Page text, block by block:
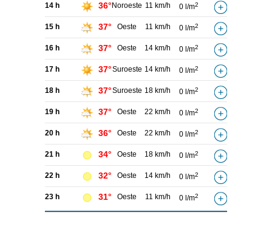
14 h 36° Noroeste 11 km/h 0 l/m2
15 h 37° Oeste 11 km/h 0 l/m2
16 h 37° Oeste 14 km/h 0 l/m2
17 h 37°Suroeste 14 km/h 0 l/m2
18 h 37°Suroeste 18 km/h 0 l/m2
19 h 37° Oeste 22 km/h 0 l/m2
20 h 36° Oeste 22 km/h 0 l/m2
21 h 34° Oeste 18 km/h 0 l/m2
22 h 32° Oeste 14 km/h 0 l/m2
23 h 31° Oeste 11 km/h 0 l/m2